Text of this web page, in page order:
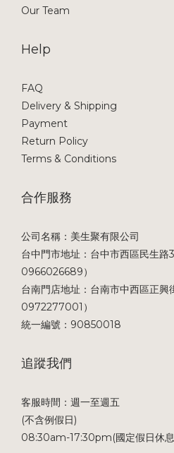
Our Team
Help
FAQ
Delivery & Shipping
Payment
Return Policy
Terms & Conditions
合作服務
公司名稱：美生聚有限公司
台中門市地址：台中市西區民生路
0966026689）
台南門店地址：台南市中西區正興
0972277001）
統一編號：90850018
追蹤我們
客服時間：週一至週五
(不含例假日)
08:30am-17:30pm(國定假日休